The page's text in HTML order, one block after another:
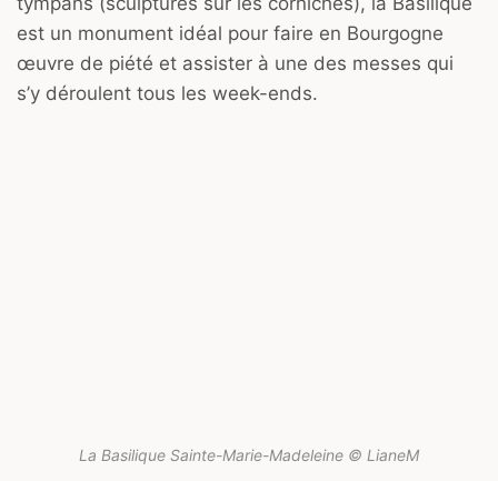
est un monument idéal pour faire en Bourgogne
œuvre de piété et assister à une des messes qui
s’y déroulent tous les week-ends.
La Basilique Sainte-Marie-Madeleine © LianeM